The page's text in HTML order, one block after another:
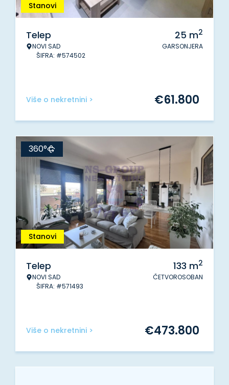
Stanovi
Telep
NOVI SAD
ŠIFRA: #574502
25 m2
GARSONJERA
Više o nekretnini > €61.800
Stanovi
360°
Telep
NOVI SAD
ŠIFRA: #571493
133 m2
ČETVOROSOBAN
Više o nekretnini > €473.800